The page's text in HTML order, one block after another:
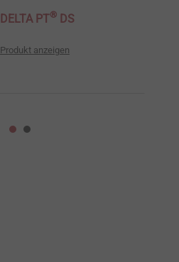
DELTA PT®DS
Produkt anzeigen